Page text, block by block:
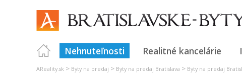
Nehnuteľnosti Realitné kancelárie
AReality.sk > Byty na predaj > Byty na predaj Bratislava > Byty na predaj